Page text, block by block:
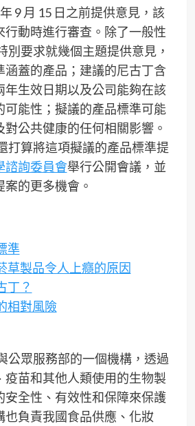
9 月 15 日之前提供意見，該
行動時進行審查。除了一般性
別要求就幾個主題提供意見，
涵蓋的產品；建議的尼古丁含
年生效日期以及公司能夠在該
可能性；擬議的產品標準可能
公共健康的任何相關影響。
打算將這項擬議的產品標準提
諮詢委員會舉行公開會議，並
的更多機會。
準
草製品令人上癮的原因
丁？
相對風險
公眾服務部的一個機構，透過
疫苗和其他人類使用的生物製
安全性、有效性和保障來保護
也負責我國食品供應、化妝